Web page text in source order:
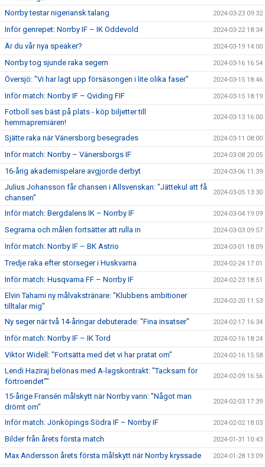
Norrby testar nigeriansk talang 2024-03-23 09:32
Inför genrepet: Norrby IF – IK Oddevold 2024-03-22 18:34
Är du vår nya speaker? 2024-03-19 14:00
Norrby tog sjunde raka segern 2024-03-16 16:54
Översjö: "Vi har lagt upp försäsongen i lite olika faser" 2024-03-15 18:46
Inför match: Norrby IF – Qviding FIF 2024-03-15 18:19
Fotboll ses bäst på plats - köp biljetter till
hemmapremiären!
2024-03-13 16:00
Sjätte raka när Vänersborg besegrades 2024-03-11 08:00
Inför match: Norrby – Vänersborgs IF 2024-03-08 20:05
16-årig akademispelare avgjorde derbyt 2024-03-06 11:39
Julius Johansson får chansen i Allsvenskan: "Jättekul att få
chansen"
2024-03-05 13:30
Inför match: Bergdalens IK – Norrby IF 2024-03-04 19:09
Segrarna och målen fortsätter att rulla in 2024-03-03 09:57
Inför match: Norrby IF – BK Astrio 2024-03-01 18:09
Tredje raka efter storseger i Huskvarna 2024-02-24 17:01
Inför match: Husqvarna FF – Norrby IF 2024-02-23 18:51
Elvin Tahami ny målvakstränare: "Klubbens ambitioner
tilltalar mig"
2024-02-20 11:53
Ny seger när två 14-åringar debuterade: "Fina insatser" 2024-02-17 16:34
Inför match: Norrby IF – IK Tord 2024-02-16 18:24
Viktor Widell: "Fortsätta med det vi har pratat om" 2024-02-16 15:58
Lendi Haziraj belönas med A-lagskontrakt: "Tacksam för
förtroendet""
2024-02-09 16:56
15-årige Fransén målskytt när Norrby vann: "Något man
drömt om"
2024-02-03 17:39
Inför match: Jönköpings Södra IF – Norrby IF 2024-02-02 18:03
Bilder från årets första match 2024-01-31 10:43
Max Andersson årets första målskytt när Norrby kryssade 2024-01-28 13:09